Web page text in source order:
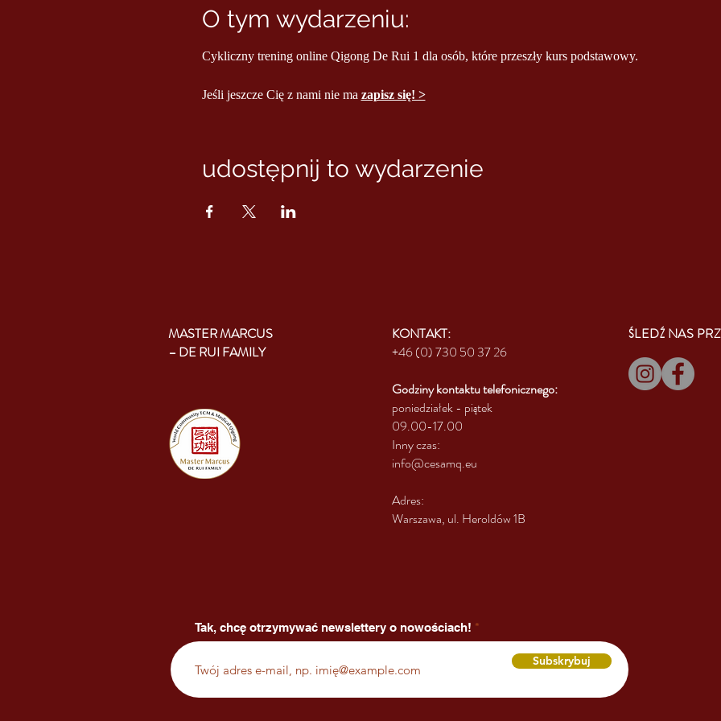
O tym wydarzeniu:
Cykliczny trening online Qigong De Rui 1 dla osób, które przeszły kurs podstawowy.
Jeśli jeszcze Cię z nami nie ma zapisz się! >
udostępnij to wydarzenie
KONTAKT:
+46 (0) 730 50 37 26
Godziny kontaktutelefonicznego:
poniedziałek - piątek
09.00-17.00
Inny czas:
info@cesamq.eu
Adres:
Warszawa, ul. Heroldów 1B
MASTER MARCUS
– DE RUI FAMILY
ŚLEDŹ NAS
Tak, chcę otrzymywać newslettery o nowościach!
Subskrybuj